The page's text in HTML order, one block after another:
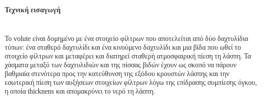
Τεχνική εισαγωγή
Το volute είναι δομημένο με ένα στοιχείο φίλτρων που αποτελείται από δύο δαχτυλίδια
τύπων: ένα σταθερό δαχτυλίδι και ένα κινούμενο δαχτυλίδι και μια βίδα που ωθεί το
στοιχείο φίλτρων και μεταφέρει και διατηρεί σταθερή ατμοσφαιρική πίεση τη λάσπη. Τα
χάσματα μεταξύ των δαχτυλιδιών και της πίσσας βιδών έχουν ως σκοπό να πάρουν
βαθμιαία στενότερα προς την κατεύθυνση της εξόδου κρουστών λάσπης και την
εσωτερική πίεση των αυξήσεων στοιχείων φίλτρων λόγω της επίδρασης συμπίεσης όγκου,
η οποία thicknens και απομακρύνει το νερό τη λάσπη.